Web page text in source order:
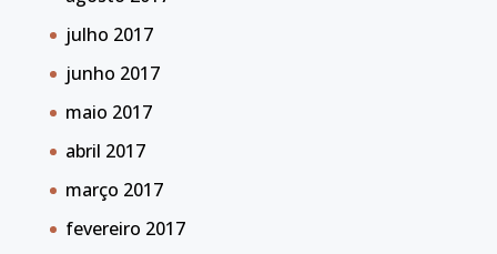
julho 2017
junho 2017
maio 2017
abril 2017
março 2017
fevereiro 2017